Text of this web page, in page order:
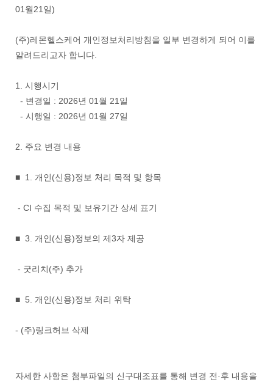
01월21일)
(주)레몬헬스케어 개인정보처리방침을 일부 변경하게 되어 이를
알려드리고자 합니다.
1. 시행시기
- 변경일 : 2026년 01월 21일
- 시행일 : 2026년 01월 27일
2. 주요 변경 내용
■ 1. 개인(신용)정보 처리 목적 및 항목
- CI 수집 목적 및 보유기간 상세 표기
■ 3. 개인(신용)정보의 제3자 제공
- 굿리치(주) 추가
■ 5. 개인(신용)정보 처리 위탁
- (주)링크허브 삭제
자세한 사항은 첨부파일의 신구대조표를 통해 변경 전·후 내용을